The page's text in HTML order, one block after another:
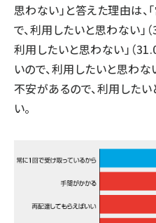
思わない」と答えた理由は、
で、利用したいと思わない」
利用したいと思わない」（
いので、利用したいと思わな
不安があるので、利用したい
い。